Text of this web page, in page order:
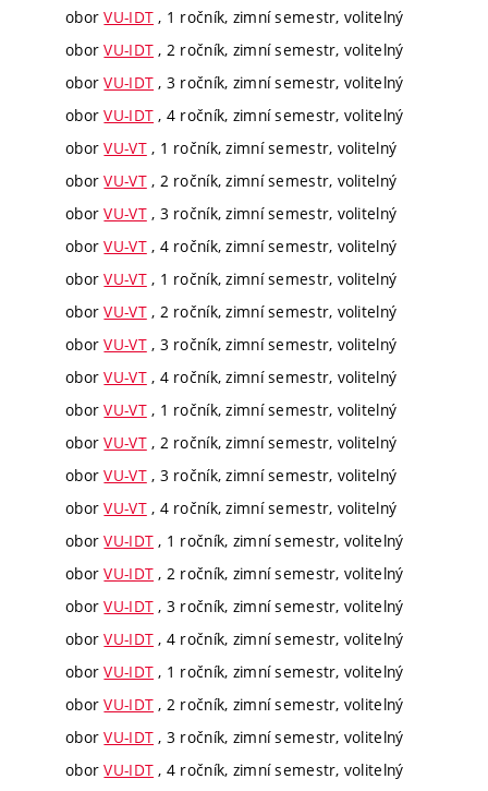
oborVU-IDT , 1 ročník, zimní semestr, volitelný
oborVU-IDT , 2 ročník, zimní semestr, volitelný
oborVU-IDT , 3 ročník, zimní semestr, volitelný
oborVU-IDT , 4 ročník, zimní semestr, volitelný
oborVU-VT, 1 ročník, zimní semestr, volitelný
oborVU-VT, 2 ročník, zimní semestr, volitelný
oborVU-VT, 3 ročník, zimní semestr, volitelný
oborVU-VT, 4 ročník, zimní semestr, volitelný
oborVU-VT, 1 ročník, zimní semestr, volitelný
oborVU-VT, 2 ročník, zimní semestr, volitelný
oborVU-VT, 3 ročník, zimní semestr, volitelný
oborVU-VT, 4 ročník, zimní semestr, volitelný
oborVU-VT, 1 ročník, zimní semestr, volitelný
oborVU-VT, 2 ročník, zimní semestr, volitelný
oborVU-VT, 3 ročník, zimní semestr, volitelný
oborVU-VT, 4 ročník, zimní semestr, volitelný
oborVU-IDT , 1 ročník, zimní semestr, volitelný
oborVU-IDT , 2 ročník, zimní semestr, volitelný
oborVU-IDT , 3 ročník, zimní semestr, volitelný
oborVU-IDT , 4 ročník, zimní semestr, volitelný
oborVU-IDT , 1 ročník, zimní semestr, volitelný
oborVU-IDT , 2 ročník, zimní semestr, volitelný
oborVU-IDT , 3 ročník, zimní semestr, volitelný
oborVU-IDT , 4 ročník, zimní semestr, volitelný